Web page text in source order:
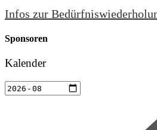
Infos zur
Sponsoren
Kalender